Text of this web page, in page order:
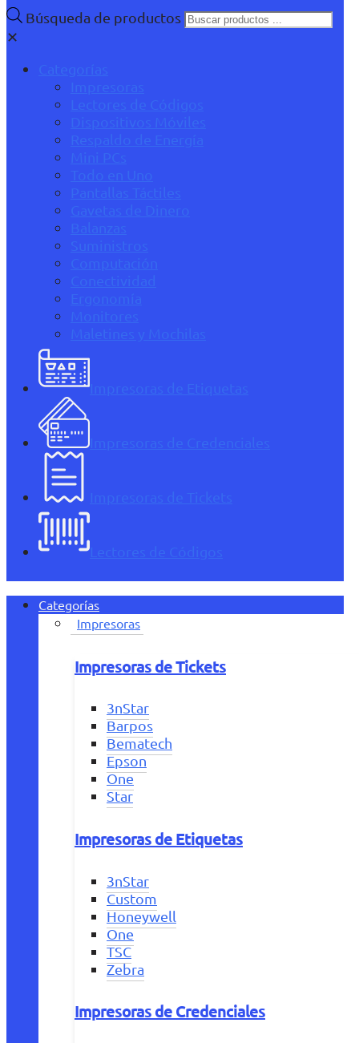
Búsqueda de productos
✕
Categorías
Impresoras
Lectores de Códigos
Dispositivos Móviles
Respaldo de Energía
Mini PCs
Todo en Uno
Pantallas Táctiles
Gavetas de Dinero
Balanzas
Suministros
Computación
Conectividad
Ergonomía
Monitores
Maletines y Mochilas
Impresoras de Etiquetas
Impresoras de Credenciales
Impresoras de Tickets
Lectores de Códigos
Categorías
Impresoras
Impresoras de Tickets
3nStar
Barpos
Bematech
Epson
One
Star
Impresoras de Etiquetas
3nStar
Custom
Honeywell
One
TSC
Zebra
Impresoras de Credenciales